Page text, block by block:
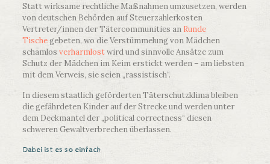
Statt wirksame rechtliche Maßnahmen umzusetzen, werden
von deutschen Behörden auf Steuerzahlerkosten
Vertreter/innen der Tätercommunities an Runde
Tischegebeten, wo die Verstümmelung von Mädchen
schamlos verharmlostwird und sinnvolle Ansätze zum
Schutz der Mädchen im Keim erstickt werden – am liebsten
mit dem Verweis, sie seien „rassistisch“.
In diesem staatlich geförderten Täterschutzklima bleiben
die gefährdeten Kinder auf der Strecke und werden unter
dem Deckmantel der „political correctness“ diesen
schweren Gewaltverbrechen überlassen.
Dabei ist es so einfach